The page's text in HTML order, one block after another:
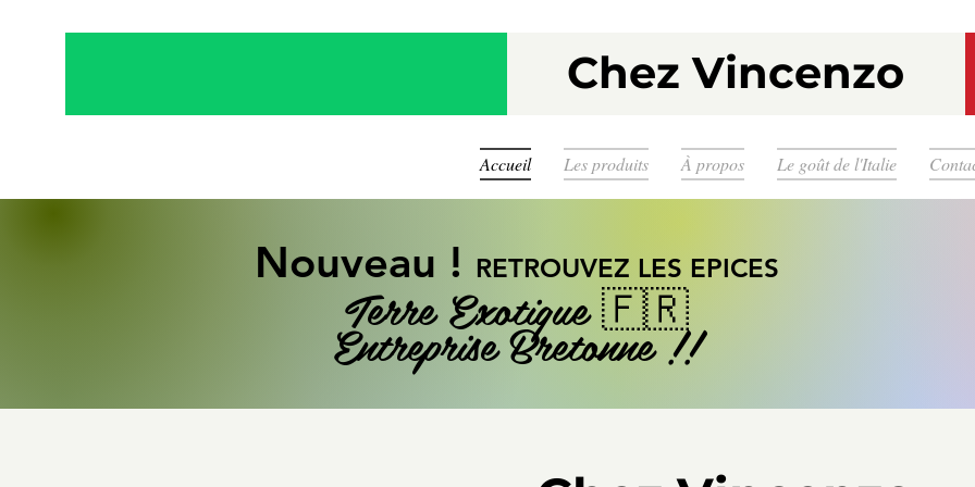
Chez Vincenzo
Accueil Les produits À propos Le goût de l'Italie
Nouveau ! RETROUVEZ LES EPICES
Terre Exotique 🇫🇷
Entreprise Bretonne !!